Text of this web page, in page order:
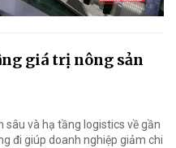
giá trị nông sản
sâu và hạ tầng logistics về gần
đi giúp doanh nghiệp giảm chi